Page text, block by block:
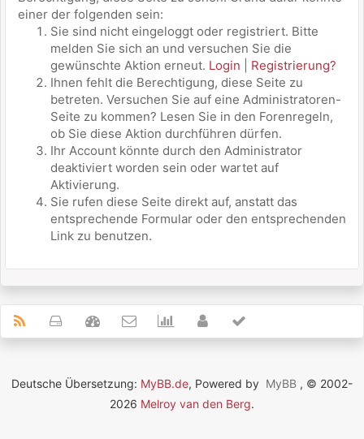
einer der folgenden sein:
Sie sind nicht eingeloggt oder registriert. Bitte
melden Sie sich an und versuchen Sie die
gewünschte Aktion erneut. Login
Registrierung?
Ihnen fehlt die Berechtigung, diese Seite zu
betreten. Versuchen Sie auf eine Administratoren-
Seite zu kommen? Lesen Sie in den Forenregeln,
ob Sie diese Aktion durchführen dürfen.
Ihr Account könnte durch den Administrator
deaktiviert worden sein oder wartet auf
Aktivierung.
Sie rufen diese Seite direkt auf, anstatt das
entsprechende Formular oder den entsprechenden
Link zu benutzen.
Deutsche Übersetzung: MyBB.de, Powered by MyBB , © 2002-
2026 Melroy van den Berg.